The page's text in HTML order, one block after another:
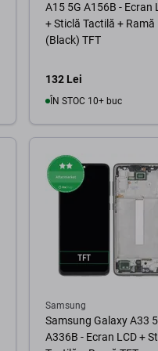
A15 5G A156B - Ecran
+ Sticlă Tactilă + Ramă
(Black) TFT
132 Lei
ÎN STOC 10+ buc
Samsung
Samsung Galaxy A33
A336B - Ecran LCD +